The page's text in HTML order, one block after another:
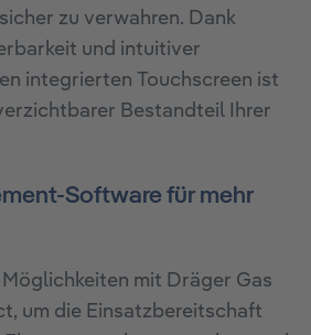
zu verwahren. Dank
und intuitiver
integrierten Touchscreen ist
Bestandteil Ihrer
Software für mehr
Möglichkeiten mit Dräger Gas
um die Einsatzbereitschaft